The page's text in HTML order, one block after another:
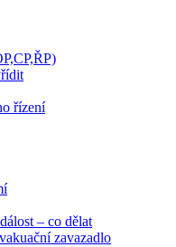
řízení
– co dělat
zavazadlo